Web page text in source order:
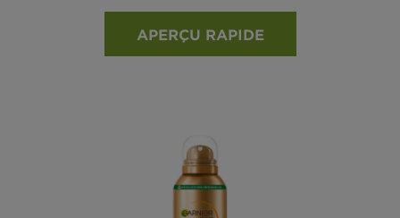
APERÇU RAPIDE